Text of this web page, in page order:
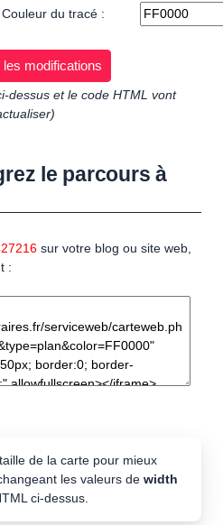
Couleur du tracé :
Valider les modifications
dessus et le code HTML vont
le parcours à
sur votre blog ou site web,
:
de la carte pour mieux
les valeurs de width
ci-dessus.